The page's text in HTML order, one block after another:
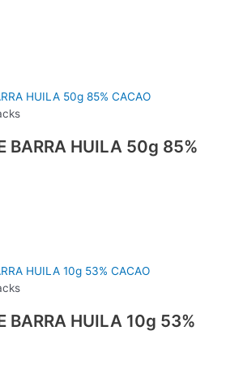
BARRA HUILA 50g 85%
BARRA HUILA 10g 53%